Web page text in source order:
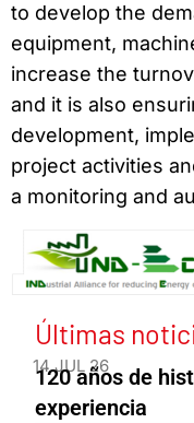
to develop the
equipment,
increase the
and it is also
development,
project activities
a monitoring and
Últimas
14 JUL 26
120 años de
experiencia